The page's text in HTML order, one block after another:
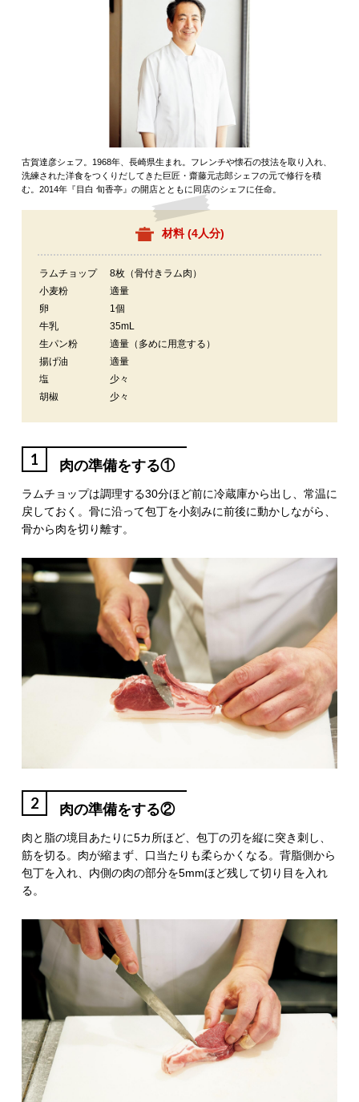
古賀達彦シェフ。1968年、長崎県生まれ。フレンチや懐石の技法を取り入れ、
洗練された洋食をつくりだしてきた巨匠・齋藤元志郎シェフの元で修行を積
む。2014年『目白 旬香亭』の開店とともに同店のシェフに任命。
材料 (4人分)
ラムチョップ
8枚（骨付きラム肉）
小麦粉
適量
卵
1個
牛乳
35mL
生パン粉
適量（多めに用意する）
揚げ油
適量
塩
少々
胡椒
少々
1 肉の準備をする①
ラムチョップは調理する30分ほど前に冷蔵庫から出し、常温に
戻しておく。骨に沿って包丁を小刻みに前後に動かしながら、
骨から肉を切り離す。
2 肉の準備をする②
肉と脂の境目あたりに5カ所ほど、包丁の刃を縦に突き刺し、
筋を切る。肉が縮まず、口当たりも柔らかくなる。背脂側から
包丁を入れ、内側の肉の部分を5mmほど残して切り目を入れ
る。